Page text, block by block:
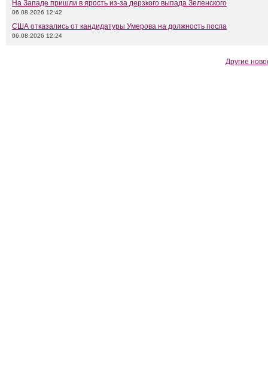
На Западе пришли в ярость из-за дерзкого выпада Зеленского
06.08.2026 12:42
США отказались от кандидатуры Умерова на должность посла
06.08.2026 12:24
Другие